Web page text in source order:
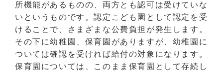
所機能があるものの、両方とも認可は受けていな
いというものです。認定こども園として認定を受
けることで、さまざまな公費負担が発生します。
その下に幼稚園、保育園がありますが、幼稚園に
ついては確認を受ければ給付の対象になります。
保育園については、このまま保育園として存続し